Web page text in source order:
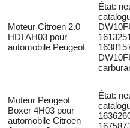
Moteur Citroen 2.0
HDI AH03 pour
automobile Peugeot
État:
Moteur Peugeot
Boxer 4H03 pour
automobile Citroen
État: